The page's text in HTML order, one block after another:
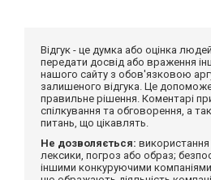
Відгук - це думка або оцінка
передати досвід або враження
нашого сайту з обов'язковою
залишеного відгука. Це
правильне рішення. Коментарі
спілкування та обговорення, а
питань, що цікавлять.
Не дозволяється:
лексики, погроз або образ;
іншими конкуруючими компаніями;